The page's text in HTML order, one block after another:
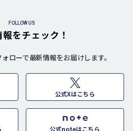
FOLLOW US
をチェック！
ローで最新情報をお届けします。
公式Xはこちら
公式noteはこちら